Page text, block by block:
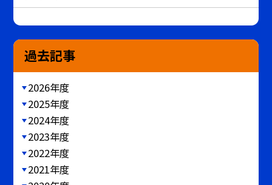
過去記事
2026年度
2025年度
2024年度
2023年度
2022年度
2021年度